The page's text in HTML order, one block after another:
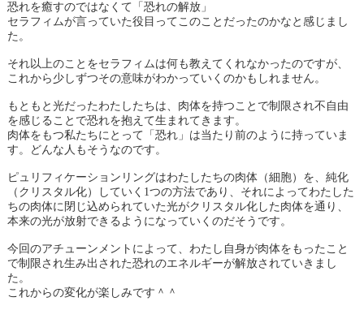
恐れを癒すのではなくて「恐れの解放」
セラフィムが言っていた役目ってこのことだったのかなと感じまし
た。
それ以上のことをセラフィムは何も教えてくれなかったのですが、
これから少しずつその意味がわかっていくのかもしれません。
もともと光だったわたしたちは、肉体を持つことで制限され不自由
を感じることで恐れを抱えて生まれてきます。
肉体をもつ私たちにとって「恐れ」は当たり前のように持っていま
す。どんな人もそうなのです。
ピュリフィケーションリングはわたしたちの肉体（細胞）を、純化
（クリスタル化）していく1つの方法であり、それによってわたした
ちの肉体に閉じ込められていた光がクリスタル化した肉体を通り、
本来の光が放射できるようになっていくのだそうです。
今回のアチューンメントによって、わたし自身が肉体をもったこと
で制限され生み出された恐れのエネルギーが解放されていきまし
た。
これからの変化が楽しみです＾＾